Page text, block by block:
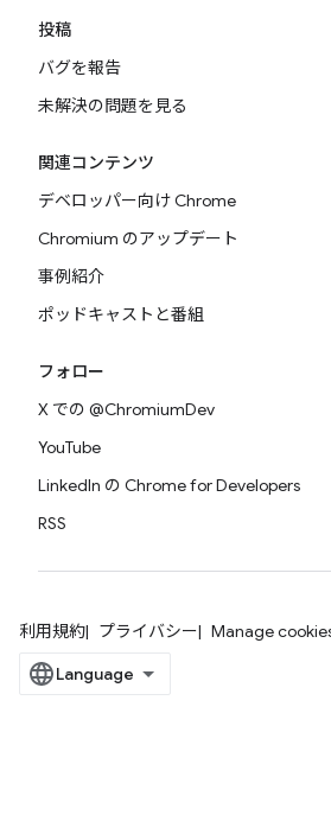
投稿
バグを報告
未解決の問題を見る
関連コンテンツ
デベロッパー向け Chrome
Chromium のアップデート
事例紹介
ポッドキャストと番組
フォロー
X での @ChromiumDev
YouTube
LinkedIn の Chrome for Developers
RSS
利用規約 プライバシー Manage